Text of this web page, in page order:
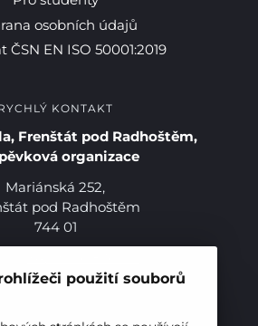
použití souborů
Pro studenty
Pro uchazeče
osobních údajů
ČSN EN ISO 50001:2019
KONTAKT
Frenštát pod Radhoštěm,
organizace
Mariánská 252,
pod Radhoštěm
744 01
schránka: bc5jrez
IČ: 00576441